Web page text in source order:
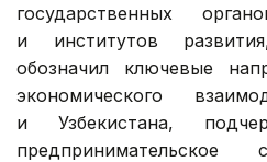
государственных
и институтов
обозначил ключевые
экономического
и Узбекистана,
предпринимательское